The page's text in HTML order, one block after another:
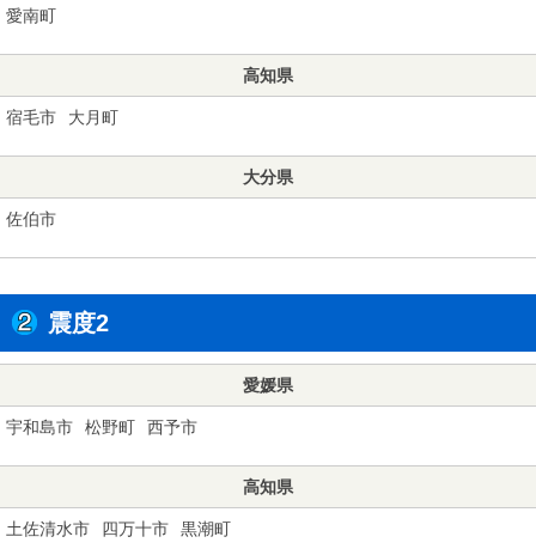
愛南町
高知県
宿毛市 大月町
大分県
佐伯市
震度2
愛媛県
宇和島市 松野町 西予市
高知県
土佐清水市 四万十市 黒潮町